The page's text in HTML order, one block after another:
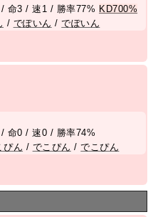
命3 / 速1 / 勝率77% KD700%
/ でぽいん /でぽいん
命0 / 速0 / 勝率74%
ぴん / でこぴん /でこぴん